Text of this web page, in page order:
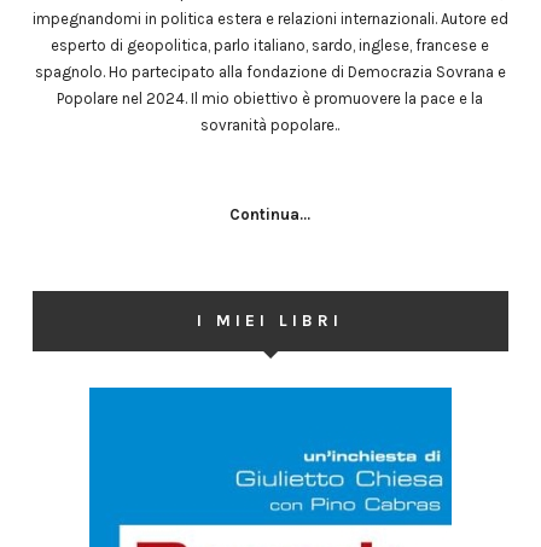
impegnandomi in politica estera e relazioni internazionali. Autore ed
esperto di geopolitica, parlo italiano, sardo, inglese, francese e
spagnolo. Ho partecipato alla fondazione di Democrazia Sovrana e
Popolare nel 2024. Il mio obiettivo è promuovere la pace e la
sovranità popolare..
Continua...
I MIEI LIBRI